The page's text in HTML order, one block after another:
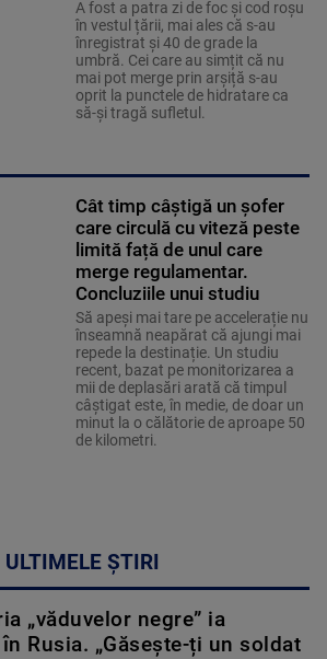
A fost a patra zi de foc și cod roșu
în vestul țării, mai ales că s-au
înregistrat și 40 de grade la
umbră. Cei care au simțit că nu
mai pot merge prin arșiță s-au
oprit la punctele de hidratare ca
să-și tragă sufletul.
Cât timp câștigă un șofer
care circulă cu viteză peste
limită față de unul care
merge regulamentar.
Concluziile unui studiu
Să apeși mai tare pe accelerație nu
înseamnă neapărat că ajungi mai
repede la destinație. Un studiu
recent, bazat pe monitorizarea a
mii de deplasări arată că timpul
câștigat este, în medie, de doar un
minut la o călătorie de aproape 50
de kilometri.
ULTIMELE ȘTIRI
„văduvelor negre” ia
Rusia. „Găsește-ți un soldat